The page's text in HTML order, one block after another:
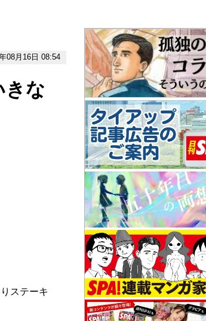
08月16日 08:54
きな
ステーキ